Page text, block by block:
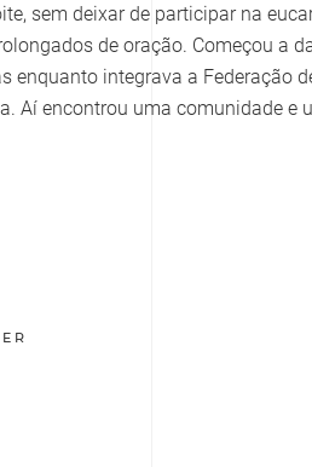
sem deixar de participar na
de oração. Começou a
enquanto integrava a Federação
Aí encontrou uma comunidade e